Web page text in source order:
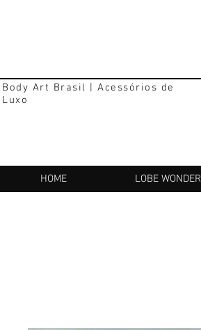
Body Art Brasil | Acessórios de
Luxo
HOME LOBE WONDER